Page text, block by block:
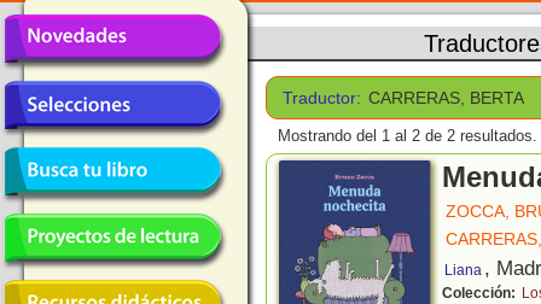
Traductor: CARRERAS, BERTA
Mostrando del 1 al 2 de 2 resultados.
ZOCCA,
Liana ,
Colección: